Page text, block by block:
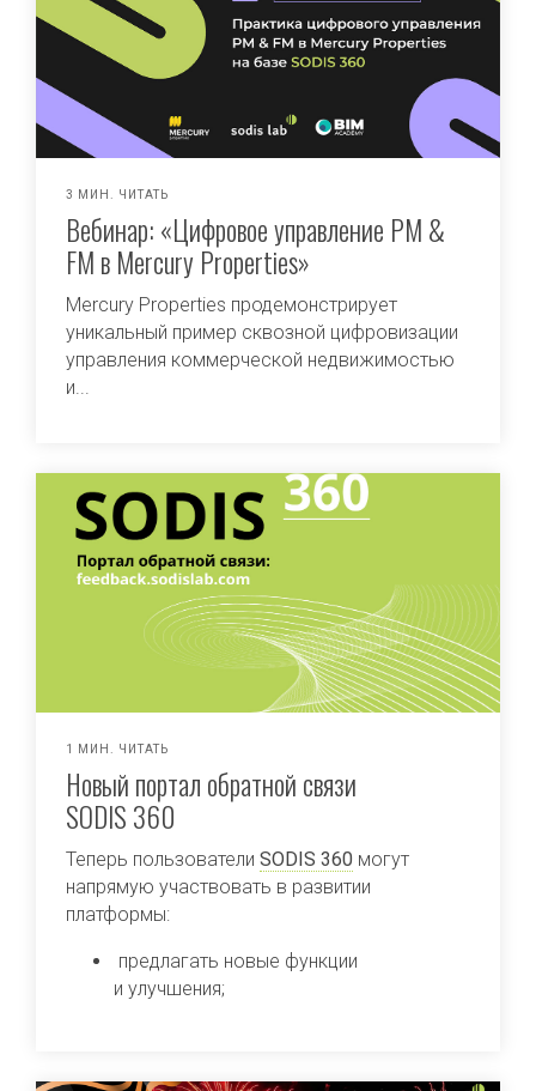
3 МИН. ЧИТАТЬ
Вебинар: «Цифровое управление PM &
FM в Mercury Properties»
Mercury Properties продемонстрирует
уникальный пример сквозной цифровизации
управления коммерческой недвижимостью
и...
1 МИН. ЧИТАТЬ
Новый портал обратной связи
SODIS 360
Теперь пользователи SODIS 360 могут
напрямую участвовать в развитии
платформы:
предлагать новые функции
и улучшения;